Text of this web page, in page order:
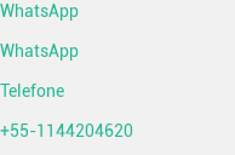
WhatsApp
WhatsApp
Telefone
+55-1144204620